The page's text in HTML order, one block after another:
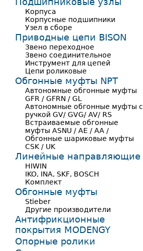
Корпуса
Корпусные подшипники
Узел в сборе
Приводные цепи BISON
Звено переходное
Звено соединительное
Инструмент для цепей
Цепи роликовые
Обгонные муфты NPT
Автономные обгонные муфты
GFR / GFRN / GL
Автономные обгонные муфты с
ручкой GV/ GVG/ AV/ RS
Встраиваемые обгонные
муфты ASNU / AE / AA /
Обгонные шариковые муфты
CSK / UK
Линейные направляющие
HIWIN
IKO, INA, SKF, BOSCH
Комплект
Обгонные муфты
Stieber
Другие производители
Антифрикционные
покрытия MODENGY
Опорные ролики